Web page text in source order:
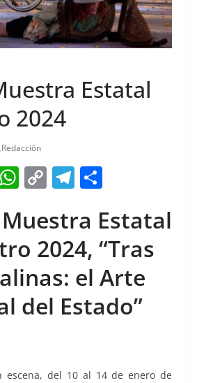
Estatal
2024
Redacción
W
at
s
A
p
p
C
p
y
Li
n
k
T
e
gr
a
m
ar
e
Estatal
2024, “Tras
el Arte
del Estado”
escena, del 10 al 14 de enero de